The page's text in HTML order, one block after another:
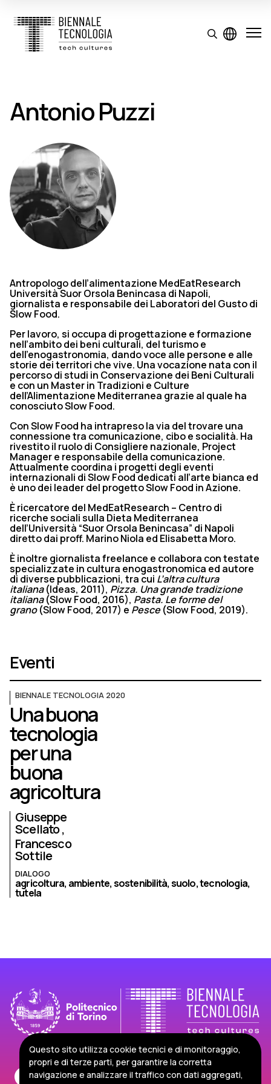
Antonio Puzzi
Antropologo dell’alimentazione MedEatResearch
Università Suor Orsola Benincasa di Napoli,
giornalista e responsabile dei Laboratori del Gusto di
Slow Food.
Per lavoro, si occupa di progettazione e formazione
nell’ambito dei beni culturali, del turismo e
dell’enogastronomia, dando voce alle persone e alle
storie dei territori che vive. Una vocazione nata con il
percorso di studi in Conservazione dei Beni Culturali
e con un Master in Tradizioni e Culture
dell’Alimentazione Mediterranea grazie al quale ha
conosciuto Slow Food.
Con Slow Food ha intrapreso la via del trovare una
connessione tra comunicazione, cibo e socialità. Ha
rivestito il ruolo di Consigliere nazionale, Project
Manager e responsabile della comunicazione.
Attualmente coordina i progetti degli eventi
internazionali di Slow Food dedicati all’arte bianca ed
è uno dei leader del progetto Slow Food in Azione.
È ricercatore del MedEatResearch – Centro di
ricerche sociali sulla Dieta Mediterranea
dell’Università “Suor Orsola Benincasa” di Napoli
diretto dai proff. Marino Niola ed Elisabetta Moro.
È inoltre giornalista freelance e collabora con testate
specializzate in cultura enogastronomica ed autore
di diverse pubblicazioni, tra cui L’altra cultura
italiana(Ideas, 2011), Pizza. Una grande tradizione
italiana(Slow Food, 2016), Pasta. Le forme del
grano(Slow Food, 2017) e Pesce(Slow Food, 2019).
Eventi
BIENNALE TECNOLOGIA 2020
Una buona
tecnologia
per una
buona
agricoltura
Giuseppe
Scellato
Francesco
Sottile
DIALOGO
agricoltura, ambiente,sostenibilità,suolo,tecnologia,
tutela
Questo sito utilizza cookie tecnici e di monitoraggio,
propri e di terze parti, per garantire la corretta
navigazione e analizzare il traffico con dati aggregati,